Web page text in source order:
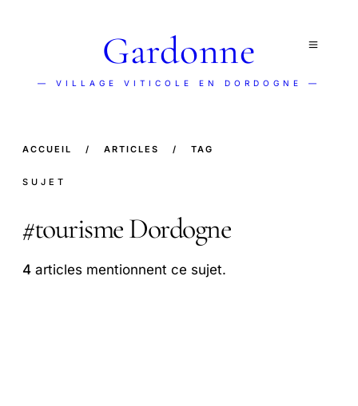
Gardonne
— VILLAGE VITICOLE EN DORDOGNE —
ACCUEIL / ARTICLES / TAG
SUJET
#tourisme Dordogne
4 articles mentionnent ce sujet.